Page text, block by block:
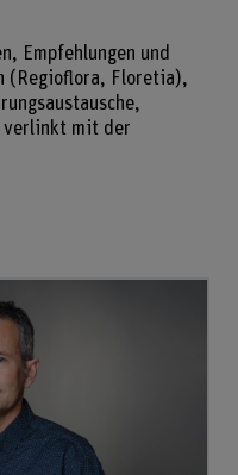
Empfehlungen und
(Regioflora, Floretia),
verlinkt mit der